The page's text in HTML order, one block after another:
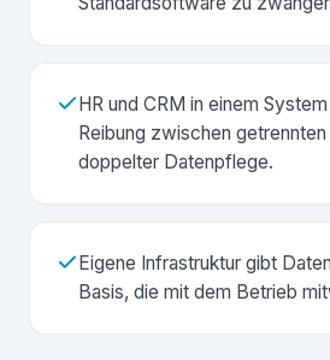
HR und CRM in einem
Reibung zwischen
doppelter Datenpflege.
Eigene Infrastruktur gibt
Basis, die mit dem Betrieb